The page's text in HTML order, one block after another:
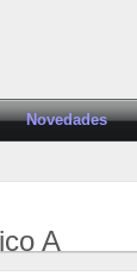
Novedades
A